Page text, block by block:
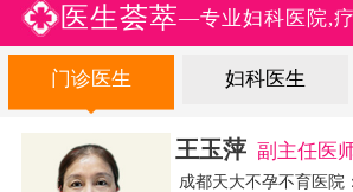
医生荟萃—专业妇科医院,
门诊医生 妇科医生
王玉萍 副主任医
成都天大不孕不育医院